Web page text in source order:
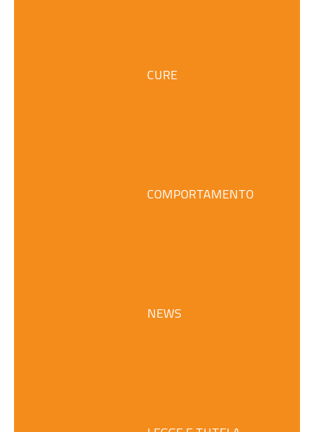
CURE
COMPORTAMENTO
NEWS